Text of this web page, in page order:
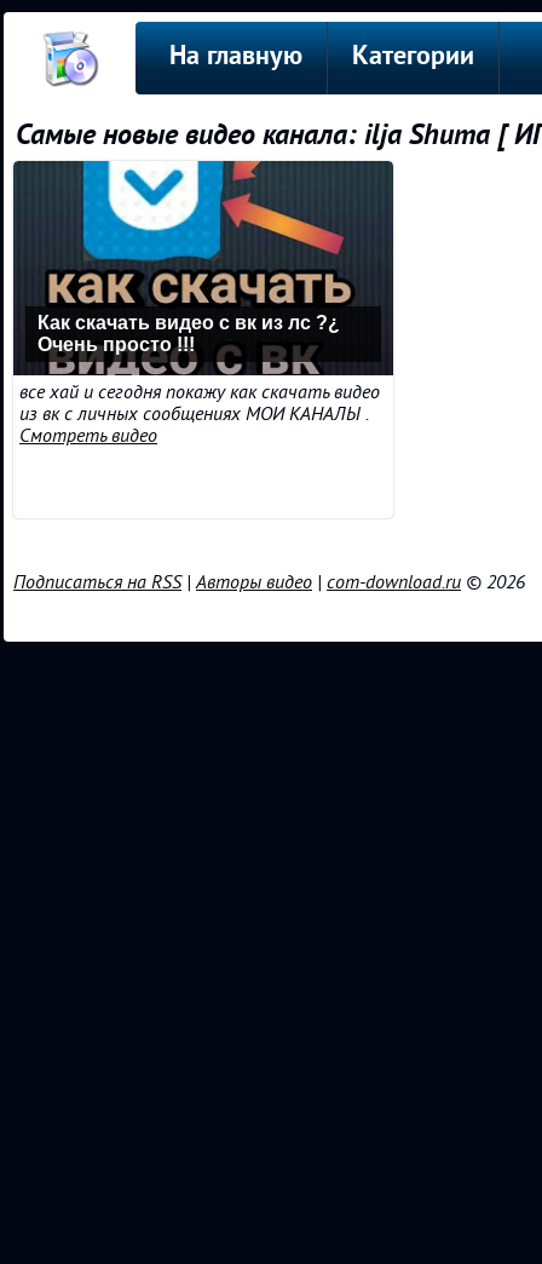
На главную Категории
Самые новые видео канала: ilja Shuma [
Как скачать видео с вк из лс ?¿
Очень просто !!!
все хай и сегодня покажу как скачать видео
из вк с личных сообщениях МОИ КАНАЛЫ .
Смотреть видео
Подписаться на RSS|Авторы видео | com-download.ru © 2026